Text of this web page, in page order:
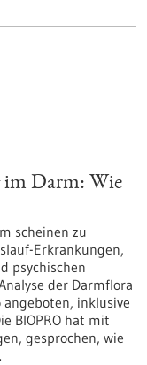
im Darm: Wie
scheinen zu
Erkrankungen,
psychischen
der Darmflora
inklusive
BIOPRO hat mit
gesprochen, wie